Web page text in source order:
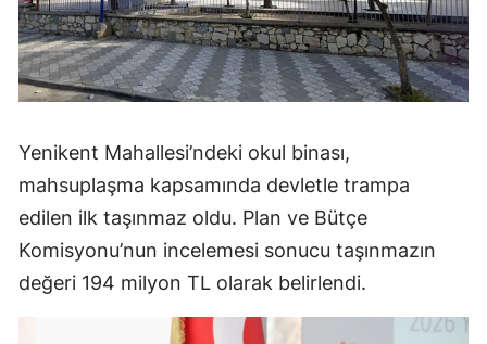
Yenikent Mahallesi’ndeki okul binası,
mahsuplaşma kapsamında devletle trampa
edilen ilk taşınmaz oldu. Plan ve Bütçe
Komisyonu’nun incelemesi sonucu taşınmazın
değeri 194 milyon TL olarak belirlendi.